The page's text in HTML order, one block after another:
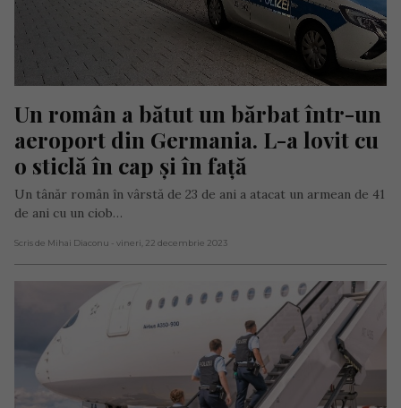
Un român a bătut un bărbat într-un
aeroport din Germania. L-a lovit cu
o sticlă în cap și în față
Un tânăr român în vârstă de 23 de ani a atacat un armean de 41
de ani cu un ciob…
Scris de Mihai Diaconu - vineri, 22 decembrie 2023